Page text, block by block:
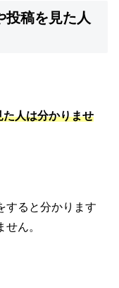
稿を見た人
人は分かりませ
すると分かります
ん。